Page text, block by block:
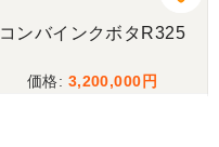
コンバインクボタR325
3,200,000